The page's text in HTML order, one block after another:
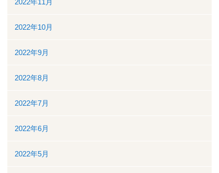
2022年11月
2022年10月
2022年9月
2022年8月
2022年7月
2022年6月
2022年5月